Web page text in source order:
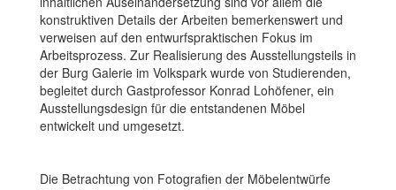
konstruktiven Details der Arbeiten bemerkenswert und
verweisen auf den entwurfspraktischen Fokus im
Arbeitsprozess. Zur Realisierung des Ausstellungsteils in
der Burg Galerie im Volkspark wurde von Studierenden,
begleitet durch Gastprofessor Konrad Lohöfener, ein
Ausstellungsdesign für die entstandenen Möbel
entwickelt und umgesetzt.
Die Betrachtung von Fotografien der Möbelentwürfe